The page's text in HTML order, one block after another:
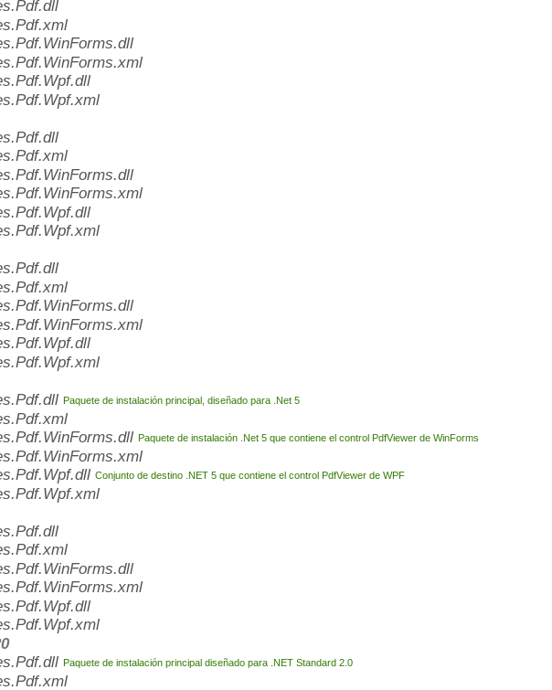
Paquete de instalación principal, diseñado para .Net 5
Paquete de instalación .Net 5 que contiene el control PdfViewer de WinForms
Conjunto de destino .NET 5 que contiene el control PdfViewer de WPF
Paquete de instalación principal diseñado para .NET Standard 2.0